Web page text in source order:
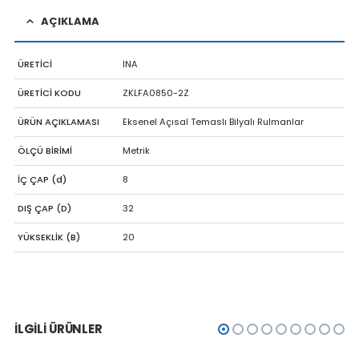
AÇIKLAMA
ÜRETİCİ INA
ÜRETİCİ KODU ZKLFA0850-2Z
ÜRÜN AÇIKLAMASI Eksenel Açısal Temaslı Bilyalı Rulmanlar
ÖLÇÜ BİRİMİ Metrik
İÇ ÇAP (d) 8
DIŞ ÇAP (D) 32
YÜKSEKLİK (B) 20
İLGILI ÜRÜNLER